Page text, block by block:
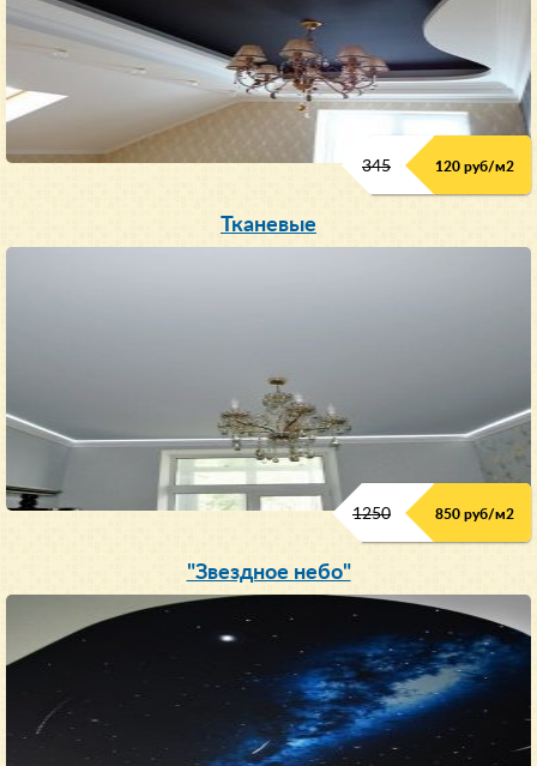
345 120 руб/м2
Тканевые
1250 850 руб/м2
"Звездное небо"